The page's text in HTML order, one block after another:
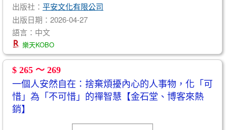
出版社： 平安文化有限公司
出版日期：2026-04-27
語言：中文
樂天KOBO
$ 265 ～ 269
一個人安然自在：捨棄煩擾內心的人事物，化「可
惜」為「不可惜」的禪智慧【金石堂、博客來熱
銷】